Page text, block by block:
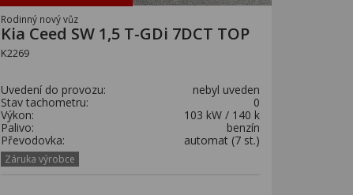
Rodinný nový vůz
Kia Ceed SW 1,5 T-GDi 7DCT TOP
K2269
Uvedení do provozu:
nebyl uveden
Stav tachometru:
0
Výkon:
103 kW / 140 k
Palivo:
benzín
Převodovka:
automat (7 st.)
Záruka výrobce